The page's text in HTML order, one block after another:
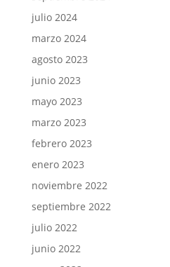
julio 2024
marzo 2024
agosto 2023
junio 2023
mayo 2023
marzo 2023
febrero 2023
enero 2023
noviembre 2022
septiembre 2022
julio 2022
junio 2022